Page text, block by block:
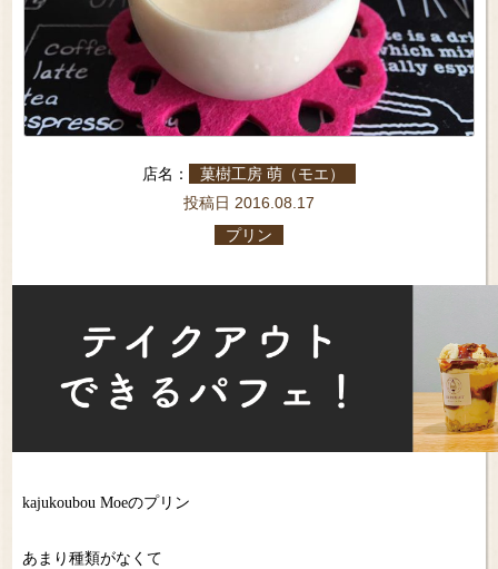
店名： 菓樹工房 萌（モエ）
投稿日 2016.08.17
プリン
kajukoubou Moeのプリン
あまり種類がなくて